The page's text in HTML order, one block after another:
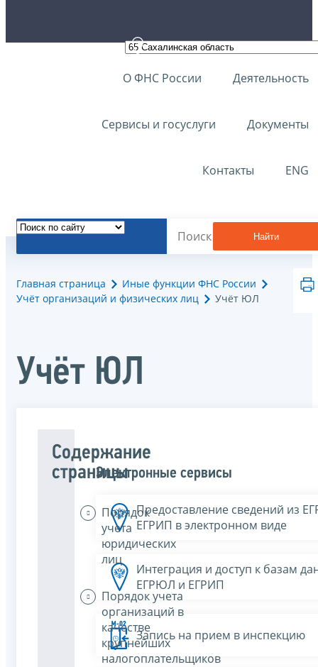
О ФНС России Деятельность
Сервисы и госуслуги Документы
Контакты ENG
Найти
Главная страница
Иные функции ФНС России
Учёт организаций и физических лиц
Учёт ЮЛ
Учёт ЮЛ
Содержание
страницы
Порядок
учета
юридических
лиц
Порядок учета
организаций в
качестве
крупнейших
налогоплательщиков
Электронные сервисы
Предоставление сведений из
ЕГРИП в электронном виде
Интеграция и доступ к базам
ЕГРЮЛ и ЕГРИП
Запись на прием в инспекцию